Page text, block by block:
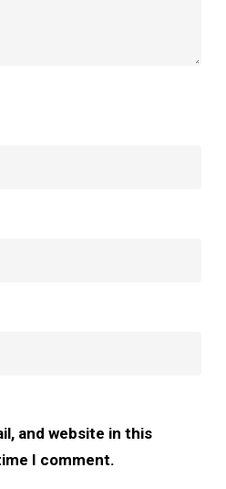
and website in this
I comment.